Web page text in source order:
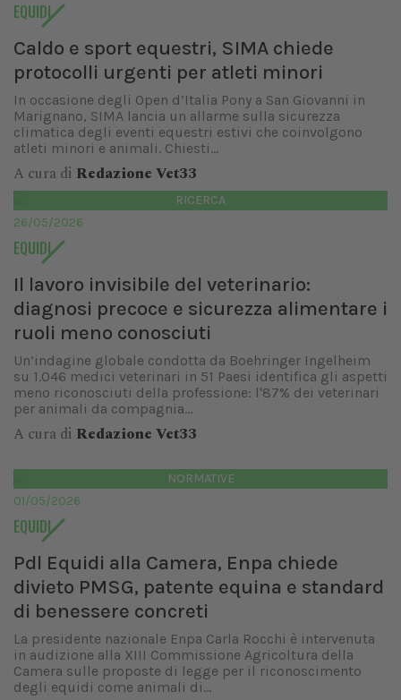
EQUIDI
Caldo e sport equestri, SIMA chiede
protocolli urgenti per atleti minori
In occasione degli Open d’Italia Pony a San Giovanni in
Marignano, SIMA lancia un allarme sulla sicurezza
climatica degli eventi equestri estivi che coinvolgono
atleti minori e animali. Chiesti...
A cura di Redazione Vet33
RICERCA
26/05/2026
EQUIDI
Il lavoro invisibile del veterinario:
diagnosi precoce e sicurezza alimentare i
ruoli meno conosciuti
Un’indagine globale condotta da Boehringer Ingelheim
su 1.046 medici veterinari in 51 Paesi identifica gli aspetti
meno riconosciuti della professione: l'87% dei veterinari
per animali da compagnia...
A cura di Redazione Vet33
NORMATIVE
01/05/2026
EQUIDI
Pdl Equidi alla Camera, Enpa chiede
divieto PMSG, patente equina e standard
di benessere concreti
La presidente nazionale Enpa Carla Rocchi è intervenuta
in audizione alla XIII Commissione Agricoltura della
Camera sulle proposte di legge per il riconoscimento
degli equidi come animali di...